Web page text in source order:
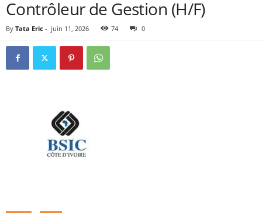
Contrôleur de Gestion (H/F)
By Tata Eric - juin 11, 2026 74 0